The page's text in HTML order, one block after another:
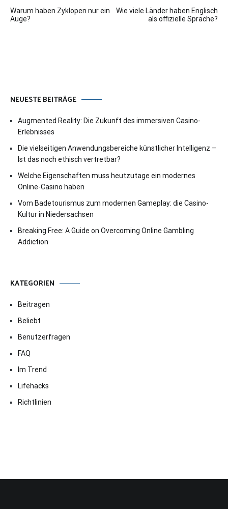
Warum haben Zyklopen nur ein
Auge?
Wie viele Länder haben Englisch
als offizielle Sprache?
NEUESTE BEITRÄGE
Augmented Reality: Die Zukunft des immersiven Casino-
Erlebnisses
Die vielseitigen Anwendungsbereiche künstlicher Intelligenz –
Ist das noch ethisch vertretbar?
Welche Eigenschaften muss heutzutage ein modernes
Online-Casino haben
Vom Badetourismus zum modernen Gameplay: die Casino-
Kultur in Niedersachsen
Breaking Free: A Guide on Overcoming Online Gambling
Addiction
KATEGORIEN
Beitragen
Beliebt
Benutzerfragen
FAQ
Im Trend
Lifehacks
Richtlinien